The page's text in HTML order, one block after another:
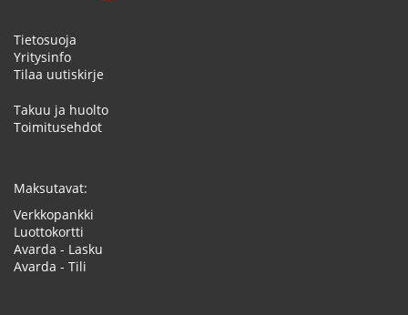
Tietosuoja
Yritysinfo
Tilaa uutiskirje
Takuu ja huolto
Toimitusehdot
Maksutavat:
Verkkopankki
Luottokortti
Avarda - Lasku
Avarda - Tili